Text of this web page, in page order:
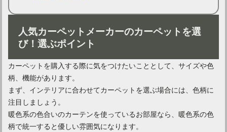
人気カーペットメーカーのカーペットを選
び！選ぶポイント
カーペットを購入する際に気をつけたいこととして、サイズや色
柄、機能があります。
まず、インテリアに合わせてカーペットを選ぶ場合には、色柄に
注目しましょう。
暖色系の色合いのカーテンを使っているお部屋なら、暖色系の色
柄で統一すると優しい雰囲気になります。